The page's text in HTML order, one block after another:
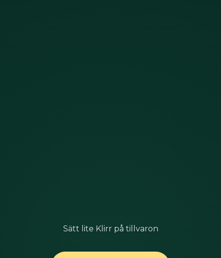
Sätt lite Klirr på tillvaron